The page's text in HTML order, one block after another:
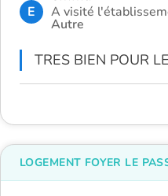
E A visité
Autre
TRES BIEN POUR
LOGEMENT FOYER LE